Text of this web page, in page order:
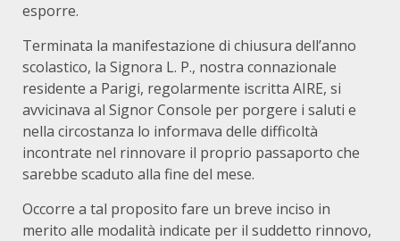
esporre.
Terminata la manifestazione di chiusura dell’anno
scolastico, la Signora L. P., nostra connazionale
residente a Parigi, regolarmente iscritta AIRE, si
avvicinava al Signor Console per porgere i saluti e
nella circostanza lo informava delle difficoltà
incontrate nel rinnovare il proprio passaporto che
sarebbe scaduto alla fine del mese.
Occorre a tal proposito fare un breve inciso in
merito alle modalità indicate per il suddetto rinnovo,